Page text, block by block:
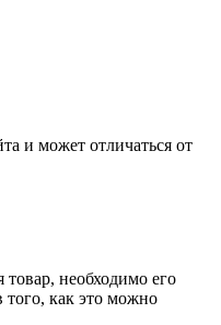
и может отличаться от
необходимо его
того, как это можно